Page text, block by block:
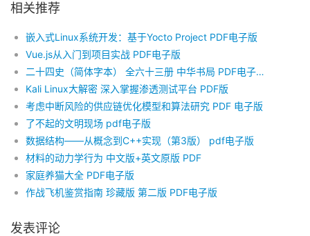
相关推荐
嵌入式Linux系统开发：基于Yocto Project PDF电子版
Vue.js从入门到项目实战 PDF电子版
二十四史（简体字本） 全六十三册 中华书局 PDF电子版（24个PDF文件）+清史稿 PDF电子版
Kali Linux大解密 深入掌握渗透测试平台 PDF版
考虑中断风险的供应链优化模型和算法研究 PDF 电子版
了不起的文明现场 pdf电子版
数据结构——从概念到C++实现（第3版） pdf电子版
材料的动力学行为 中文版+英文原版 PDF
家庭养猫大全 PDF电子版
作战飞机鉴赏指南 珍藏版 第二版 PDF电子版
发表评论